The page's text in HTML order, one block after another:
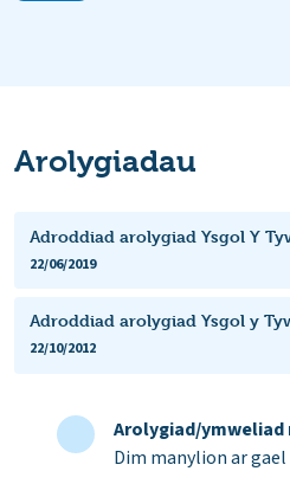
Arolygiadau
Adroddiad arolygiad Ysgol Y
22/06/2019
Adroddiad arolygiad Ysgol y
22/10/2012
Arolygiad/ymweliad
Dim manylion ar gael